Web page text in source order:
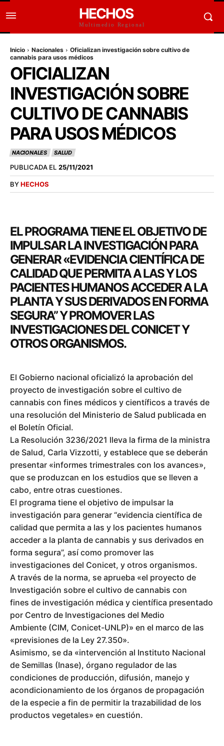
HECHOS
Multimedio Regional
Inicio Nacionales
Oficializan investigación sobre cultivo de
cannabis para usos médicos
OFICIALIZAN
INVESTIGACIÓN SOBRE
CULTIVO DE CANNABIS
PARA USOS MÉDICOS
NACIONALES SALUD
PUBLICADA EL 25/11/2021
BYHECHOS
EL PROGRAMA TIENE EL OBJETIVO DE
IMPULSAR LA INVESTIGACIÓN PARA
GENERAR «EVIDENCIA CIENTÍFICA DE
CALIDAD QUE PERMITA A LAS Y LOS
PACIENTES HUMANOS ACCEDER A LA
PLANTA Y SUS DERIVADOS EN FORMA
SEGURA” Y PROMOVER LAS
INVESTIGACIONES DEL CONICET Y
OTROS ORGANISMOS.
El Gobierno nacional oficializó la aprobación del
proyecto de investigación sobre el cultivo de
cannabis con fines médicos y científicos a través de
una resolución del Ministerio de Salud publicada en
el Boletín Oficial.
La Resolución 3236/2021 lleva la firma de la ministra
de Salud, Carla Vizzotti, y establece que se deberán
presentar «informes trimestrales con los avances»,
que se produzcan en los estudios que se lleven a
cabo, entre otras cuestiones.
El programa tiene el objetivo de impulsar la
investigación para generar “evidencia científica de
calidad que permita a las y los pacientes humanos
acceder a la planta de cannabis y sus derivados en
forma segura”, así como promover las
investigaciones del Conicet, y otros organismos.
A través de la norma, se aprueba «el proyecto de
Investigación sobre el cultivo de cannabis con
fines de investigación médica y científica presentado
por Centro de Investigaciones del Medio
Ambiente (CIM, Conicet-UNLP)» en el marco de las
«previsiones de la Ley 27.350».
Asimismo, se da «intervención al Instituto Nacional
de Semillas (Inase), órgano regulador de las
condiciones de producción, difusión, manejo y
acondicionamiento de los órganos de propagación
de la especie a fin de permitir la trazabilidad de los
productos vegetales» en cuestión.